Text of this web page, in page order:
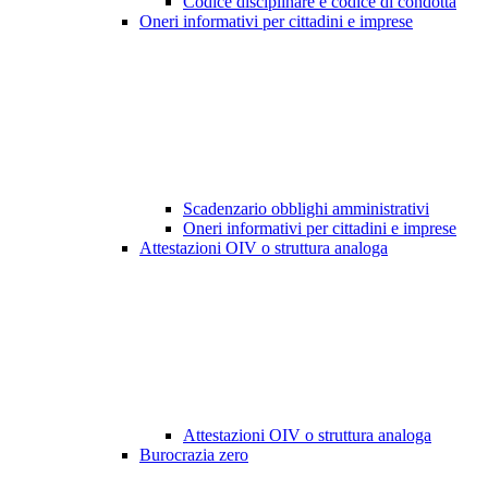
Oneri informativi per cittadini e imprese
Scadenzario obblighi amministrativi
Oneri informativi per cittadini e imprese
Attestazioni OIV o struttura analoga
Attestazioni OIV o struttura analoga
Burocrazia zero